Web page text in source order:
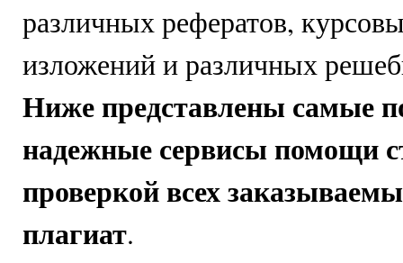
различных рефератов,
изложений и различных
Ниже представлены самые
надежные сервисы помощи
проверкой всех
плагиат.